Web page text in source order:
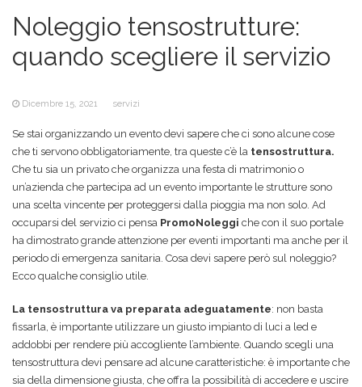
Noleggio tensostrutture:
quando scegliere il servizio
Dicembre 15, 2021 servizi
Se stai organizzando un evento devi sapere che ci sono alcune cose
che ti servono obbligatoriamente, tra queste c’è la tensostruttura.
Che tu sia un privato che organizza una festa di matrimonio o
un’azienda che partecipa ad un evento importante le strutture sono
una scelta vincente per proteggersi dalla pioggia ma non solo. Ad
occuparsi del servizio ci pensa PromoNoleggi che con il suo portale
ha dimostrato grande attenzione per eventi importanti ma anche per il
periodo di emergenza sanitaria. Cosa devi sapere però sul noleggio?
Ecco qualche consiglio utile.
La tensostruttura va preparata adeguatamente: non basta
fissarla, è importante utilizzare un giusto impianto di luci a led e
addobbi per rendere più accogliente l’ambiente. Quando scegli una
tensostruttura devi pensare ad alcune caratteristiche: è importante che
sia della dimensione giusta, che offra la possibilità di accedere e uscire